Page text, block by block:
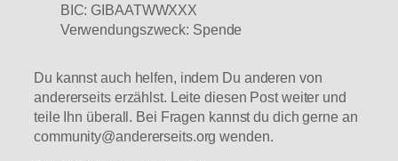
BIC: GIBAATWWXXX
Verwendungszweck: Spende
Du kannst auch helfen, indem Du anderen von
andererseits erzählst. Leite diesen Post weiter und
teile Ihn überall. Bei Fragen kannst du dich gerne an
community@andererseits.org wenden.